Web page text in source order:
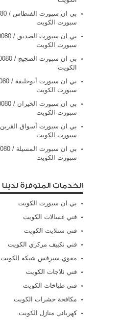
سبورت الكويت
سبورت الكويت
الكويت
سبورت الكويت
سبورت الكويت
سبورت الكويت
سبورت الكويت
الخدمات المتوفرة لدينا
بي ان سبورت الكويت
فني غسالات الكويت
فني ستلايت الكويت
فني تكييف مركزي الكويت
مقوي سيرفس شيكة الكويت
فني ثلاجات الكويت
فني طباخات الكويت
مكافحة حشرات الكويت
كهربائي منازل الكويت